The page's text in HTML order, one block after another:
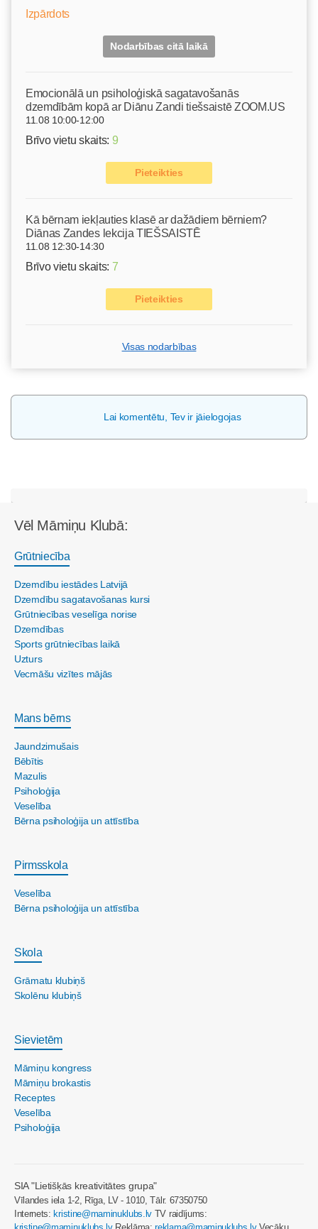
Izpārdots
Nodarbības citā laikā
Emocionālā un psiholoģiskā sagatavošanās
dzemdībām kopā ar Diānu Zandi tiešsaistē ZOOM.US
11.08 10:00-12:00
Brīvo vietu skaits: 9
Pieteikties
Kā bērnam iekļauties klasē ar dažādiem bērniem?
Diānas Zandes lekcija TIEŠSAISTĒ
11.08 12:30-14:30
Brīvo vietu skaits: 7
Pieteikties
Visas nodarbības
Lai komentētu, Tev ir jāielogojas
Vēl Māmiņu Klubā:
Grūtniecība
Dzemdību iestādes Latvijā
Dzemdību sagatavošanas kursi
Grūtniecības veselīga norise
Dzemdības
Sports grūtniecības laikā
Uzturs
Vecmāšu vizītes mājās
Mans bērns
Jaundzimušais
Bēbītis
Mazulis
Psiholoģija
Veselība
Bērna psiholoģija un attīstība
Pirmsskola
Veselība
Bērna psiholoģija un attīstība
Skola
Grāmatu klubiņš
Skolēnu klubiņš
Sievietēm
Māmiņu kongress
Māmiņu brokastis
Receptes
Veselība
Psiholoģija
SIA "Lietišķās kreativitātes grupa"
Vīlandes iela 1-2, Rīga, LV - 1010, Tālr. 67350750
Internets:kristine@maminuklubs.lv TV raidījums: